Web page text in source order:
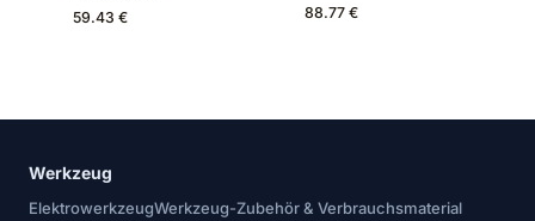
59.43 € 88.77 €
Werkzeug
ElektrowerkzeugWerkzeug-Zubehör & Verbrauchsmaterial